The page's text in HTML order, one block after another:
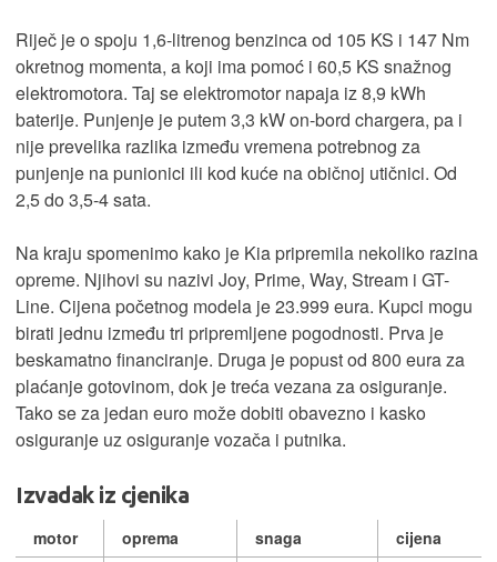
Riječ je o spoju 1,6-litrenog benzinca od 105 KS i 147 Nm
okretnog momenta, a koji ima pomoć i 60,5 KS snažnog
elektromotora. Taj se elektromotor napaja iz 8,9 kWh
baterije. Punjenje je putem 3,3 kW on-bord chargera, pa i
nije prevelika razlika između vremena potrebnog za
punjenje na punionici ili kod kuće na običnoj utičnici. Od
2,5 do 3,5-4 sata.
Na kraju spomenimo kako je Kia pripremila nekoliko razina
opreme. Njihovi su nazivi Joy, Prime, Way, Stream i GT-
Line. Cijena početnog modela je 23.999 eura. Kupci mogu
birati jednu između tri pripremljene pogodnosti. Prva je
beskamatno financiranje. Druga je popust od 800 eura za
plaćanje gotovinom, dok je treća vezana za osiguranje.
Tako se za jedan euro može dobiti obavezno i kasko
osiguranje uz osiguranje vozača i putnika.
Izvadak iz cjenika
motor oprema snaga
cijena